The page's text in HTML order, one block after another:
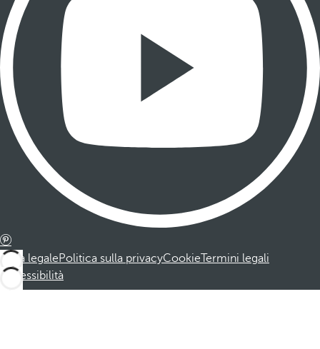
Nota legalePolitica sulla privacyCookieTermini legali
Accessibilità